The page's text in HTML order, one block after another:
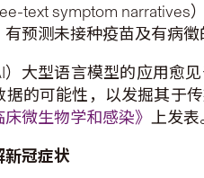
text symptom narratives
预测未接种疫苗及有病
）大型语言模型的应用愈
据的可能性，以发掘其于
床微生物学和感染》 上发表
新冠症状